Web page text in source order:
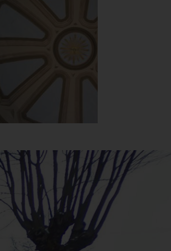
Madonna del
Carmine
Clicca per ingrandire